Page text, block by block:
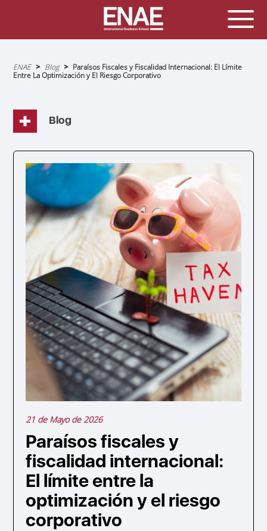
Sobrescribir
enlaces
de
navegación
ENAE Blog
Paraísos Fiscales y Fiscalidad Internacional: El Límite
Entre La Optimización y El Riesgo Corporativo
Blog
21 de Mayo de 2026
Paraísos fiscales y
fiscalidad internacional:
El límite entre la
optimización y el riesgo
corporativo